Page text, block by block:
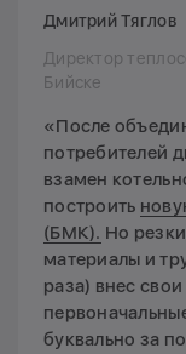
Дмитрий Тяглов
Директор
Бийске
«После
потребителей
взамен
построить
(БМК). Но
материалы и
раза) внес
буквально за